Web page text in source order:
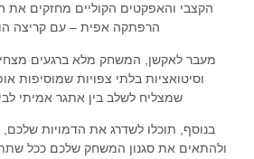
הקצבי והאפקטים הקוליים מחזקים
הרפתקה אפית – עם קריצה
מעבר לאקשן, המשחק מלא ברגעים
וסיטואציות בלתי צפויות שמוסיפות
שמצליח לשלב בין אתגר אמיתי
בנוסף, תוכלו לשדרג את הדמויות
ולהתאים את סגנון המשחק שלכם ככל